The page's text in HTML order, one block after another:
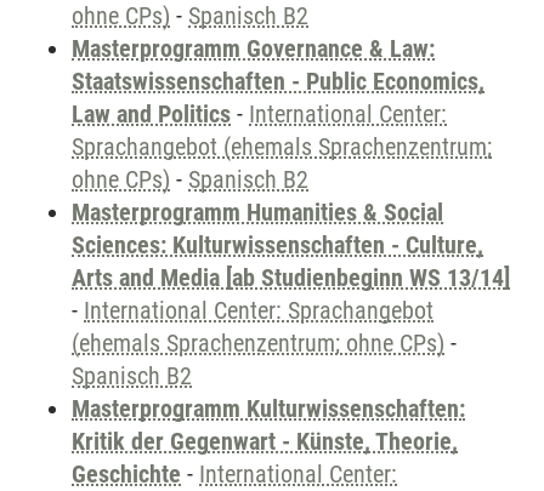
ohne CPs) - Spanisch B2
Masterprogramm Governance & Law:
Staatswissenschaften - Public Economics,
Law and Politics - International Center:
Sprachangebot (ehemals Sprachenzentrum;
ohne CPs) - Spanisch B2
Masterprogramm Humanities & Social
Sciences: Kulturwissenschaften - Culture,
Arts and Media [ab Studienbeginn WS 13/14]
- International Center: Sprachangebot
(ehemals Sprachenzentrum; ohne CPs) -
Spanisch B2
Masterprogramm Kulturwissenschaften:
Kritik der Gegenwart - Künste, Theorie,
Geschichte - International Center: